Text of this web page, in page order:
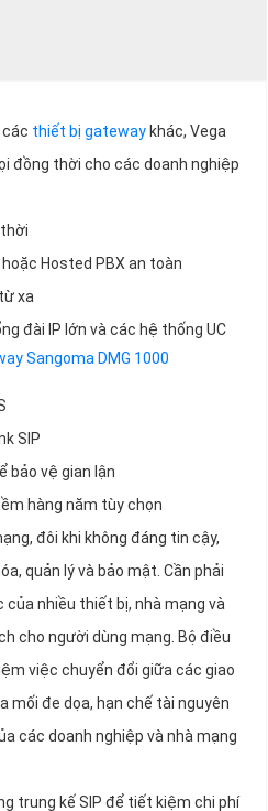
các thiết bị gateway khác, Vega
đồng thời cho các doanh nghiệp
Hosted PBX an toàn
xa
đài IP lớn và các hệ thống UC
Sangoma DMG 1000
SIP
bảo vệ gian lận
hàng năm tùy chọn
đôi khi không đáng tin cậy,
quản lý và bảo mật. Cần phải
nhiều thiết bị, nhà mạng và
cho người dùng mạng. Bộ điều
việc chuyển đổi giữa các giao
mối đe dọa, hạn chế tài nguyên
các doanh nghiệp và nhà mạng
trung kế SIP để tiết kiệm chi phí